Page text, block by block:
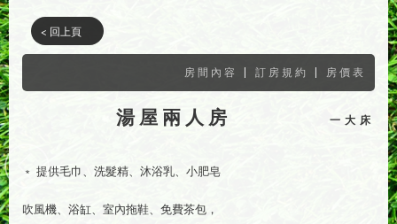
< 回上頁
房間內容 | 訂房規約 | 房價表
湯屋兩人房 一大床
﹡ 提供毛巾、洗髮精、沐浴乳、小肥皂
吹風機、浴缸、室內拖鞋、免費茶包，